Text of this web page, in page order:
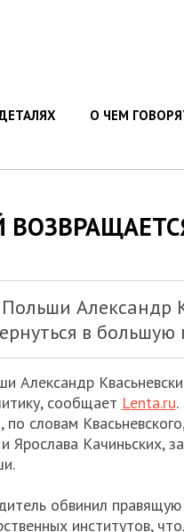
О ЧЕМ
Александр
в большую
Александр
сообщает Lenta.ru.
словам
Ярослава Качиньских,
обвинил
институтов,